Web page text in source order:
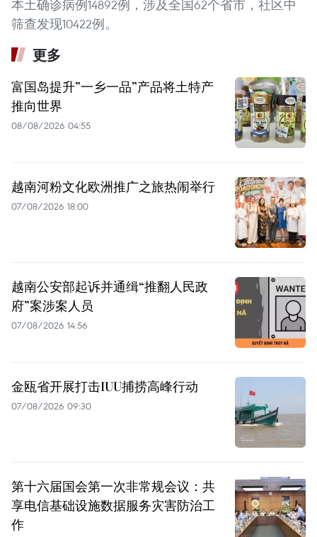
本土确诊病例14892例，涉及全国62个省市，社区中
筛查发现10422例。
更多
富国岛提升”一乡一品”产品将土特产
推向世界
08/08/2026 04:55
越南河粉文化欧洲推广之旅热闹举行
07/08/2026 18:00
越南公安部起诉并通缉“推翻人民政
府”案涉案人员
07/08/2026 14:56
金瓯省开展打击IUU捕捞高峰行动
07/08/2026 09:30
第十六届国会第一次非常规会议：共
享电信基础设施数据服务灾害防治工
作